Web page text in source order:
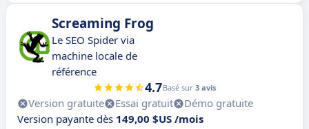
Screaming Frog
Le SEO Spider via
machine locale de
référence
4.7Basé sur 3 avis
Version gratuite Essai gratuit
Démo gratuite
Version payante dès 149,00 $US /mois